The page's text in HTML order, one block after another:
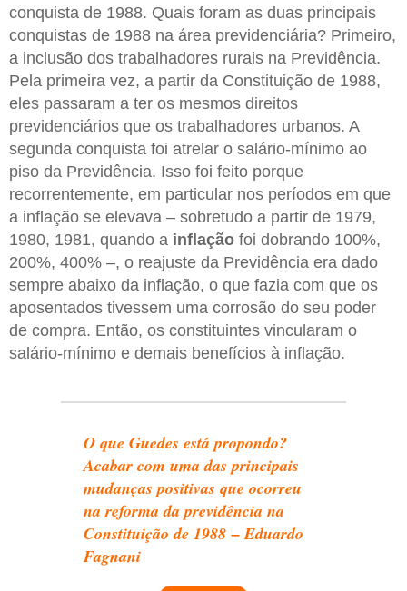
conquista de 1988. Quais foram as duas principais
conquistas de 1988 na área previdenciária? Primeiro,
a inclusão dos trabalhadores rurais na Previdência.
Pela primeira vez, a partir da Constituição de 1988,
eles passaram a ter os mesmos direitos
previdenciários que os trabalhadores urbanos. A
segunda conquista foi atrelar o salário-mínimo ao
piso da Previdência. Isso foi feito porque
recorrentemente, em particular nos períodos em que
a inflação se elevava – sobretudo a partir de 1979,
1980, 1981, quando a inflação foi dobrando 100%,
200%, 400% –, o reajuste da Previdência era dado
sempre abaixo da inflação, o que fazia com que os
aposentados tivessem uma corrosão do seu poder
de compra. Então, os constituintes vincularam o
salário-mínimo e demais benefícios à inflação.
O que Guedes está propondo?
Acabar com uma das principais
mudanças positivas que ocorreu
na reforma da previdência na
Constituição de 1988 – Eduardo
Fagnani